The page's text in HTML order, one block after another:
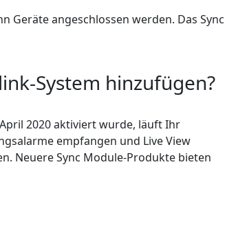
Geräte angeschlossen werden. Das Sync
System hinzufügen?
2020 aktiviert wurde, läuft Ihr
empfangen und Live View
Neuere Sync Module-Produkte bieten